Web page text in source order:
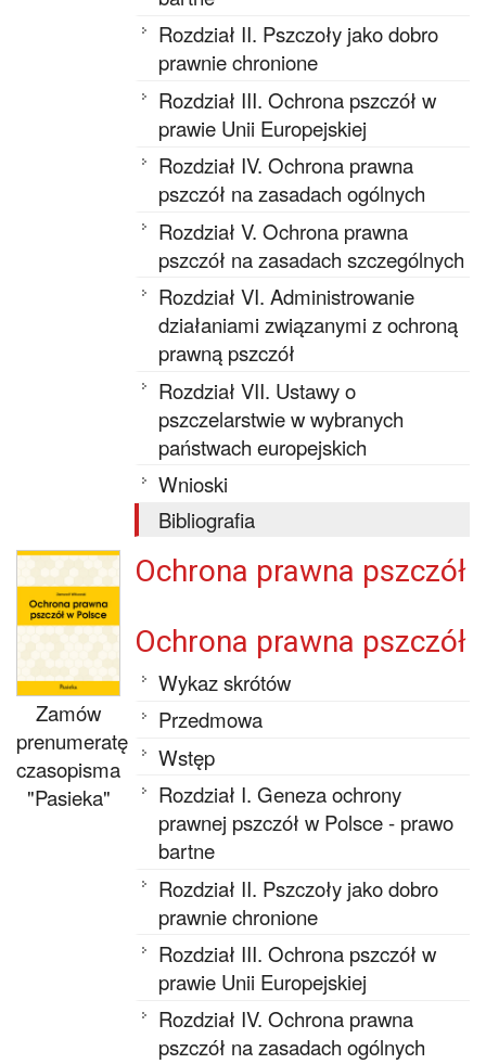
Rozdział II. Pszczoły jako dobro
prawnie chronione
Rozdział III. Ochrona pszczół w
prawie Unii Europejskiej
Rozdział IV. Ochrona prawna
pszczół na zasadach ogólnych
Rozdział V. Ochrona prawna
pszczół na zasadach szczególnych
Rozdział VI. Administrowanie
działaniami związanymi z ochroną
prawną pszczół
Rozdział VII. Ustawy o
pszczelarstwie w wybranych
państwach europejskich
Wnioski
Bibliografia
Zamów
prenumeratę
czasopisma
"Pasieka"
Ochrona prawna pszczół
Ochrona prawna pszczół
Wykaz skrótów
Przedmowa
Wstęp
Rozdział I. Geneza ochrony
prawnej pszczół w Polsce - prawo
bartne
Rozdział II. Pszczoły jako dobro
prawnie chronione
Rozdział III. Ochrona pszczół w
prawie Unii Europejskiej
Rozdział IV. Ochrona prawna
pszczół na zasadach ogólnych